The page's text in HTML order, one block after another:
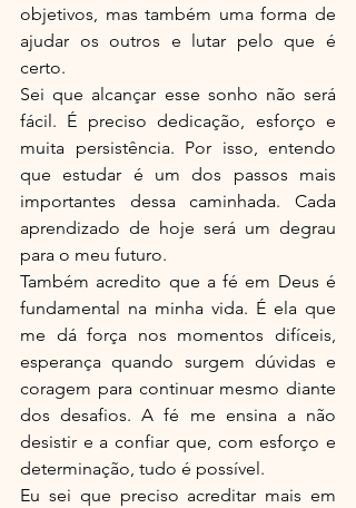
objetivos, mas também uma forma de
ajudar os outros e lutar pelo que é
certo.
Sei que alcançar esse sonho não será
fácil. É preciso dedicação, esforço e
muita persistência. Por isso, entendo
que estudar é um dos passos mais
importantes dessa caminhada. Cada
aprendizado de hoje será um degrau
para o meu futuro.
Também acredito que a fé em Deus é
fundamental na minha vida. É ela que
me dá força nos momentos difíceis,
esperança quando surgem dúvidas e
coragem para continuar mesmo diante
dos desafios. A fé me ensina a não
desistir e a confiar que, com esforço e
determinação, tudo é possível.
Eu sei que preciso acreditar mais em